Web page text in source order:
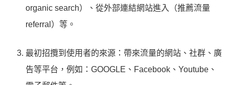
organic search）、從外部連結網站進入（推薦流量
referral）等。
最初招攬到使用者的來源：帶來流量的網站、社群、廣
告等平台，例如：GOOGLE、Facebook、Youtube、